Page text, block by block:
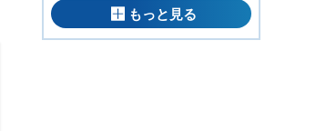
もっと見る